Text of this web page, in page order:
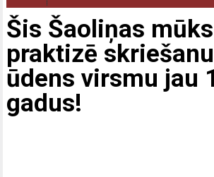
Šis Šaoliņas mūks
praktizē
ūdens virsmu jau
gadus!